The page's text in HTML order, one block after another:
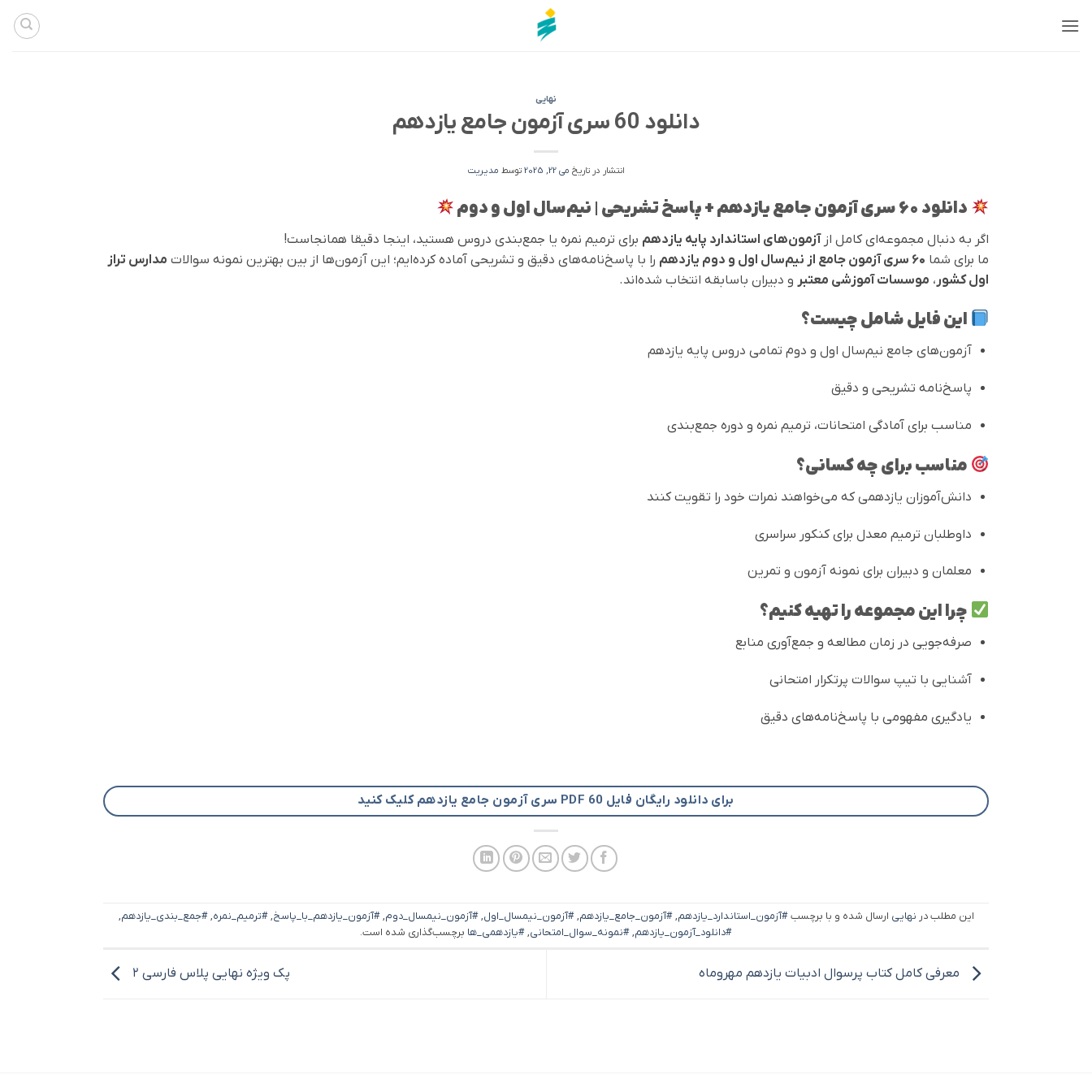
نهایی
دانلود 60 سری آزمون جامع یازدهم
انتشار در تاریخ می 22, 2025 توسط مدیریت
دانلود 60 سری آزمون جامع یازدهم + پاسخ تشریحی | نیم‌سال اول و دوم
اگر به دنبال مجموعه‌ای کامل ازآزمون‌های استاندارد پایه یازدهم برای ترمیم نمره یا جمع‌بندی دروس هستید، اینجا دقیقا همانجاست!
ما برای شما ۶۰ سری آزمون جامع از نیم‌سال اول و دوم یازدهم را با پاسخ‌نامه‌های دقیق و تشریحی آماده کرده‌ایم؛ این آزمون‌ها از بین بهترین نمونه سوالات مدارس تراز
اول کشور ، موسسات آموزشی معتبر و دبیران باسابقه انتخاب شده‌اند.
این فایل شامل چیست؟
آزمون‌های جامع نیم‌سال اول و دوم تمامی دروس پایه یازدهم
پاسخ‌نامه تشریحی و دقیق
مناسب برای آمادگی امتحانات، ترمیم نمره و دوره جمع‌بندی
مناسب برای چه کسانی؟
دانش‌آموزان یازدهمی که می‌خواهند نمرات خود را تقویت کنند
داوطلبان ترمیم معدل برای کنکور سراسری
معلمان و دبیران برای نمونه آزمون و تمرین
چرا این مجموعه را تهیه کنیم؟
صرفه‌جویی در زمان مطالعه و جمع‌آوری منابع
آشنایی با تیپ سوالات پرتکرار امتحانی
یادگیری مفهومی با پاسخ‌نامه‌های دقیق
برای دانلود رایگان فایل PDF 60 سری آزمون جامع یازدهم کلیک کنید
این مطلب در نهایی ارسال شده و با برچسب#آزمون_استاندارد_یازدهم,#آزمون_جامع_یازدهم,#آزمون_نیمسال_اول,#آزمون_نیمسال_دوم,#آزمون_یازدهم_با_پاسخ,#ترمیم_نمره,#جمع_بندی_یازدهم,
#دانلود_آزمون_یازدهم,#نمونه_سوال_امتحانی,#یازدهمی_ها برچسب‌گذاری شده است.
معرفی کامل کتاب پرسوال ادبیات یازدهم مهروماه پک ویژه نهایی پلاس فارسی ۲